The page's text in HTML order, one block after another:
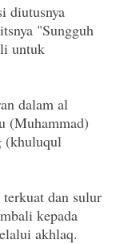
diutusnya
"Sungguh
untuk
dalam al
(Muhammad)
(khuluqul
dan sulur
kepada
akhlaq.